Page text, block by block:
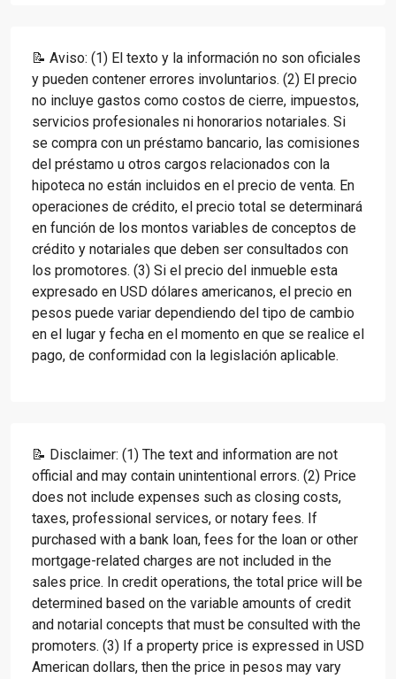
📝 Aviso: (1) El texto y la información no son oficiales
y pueden contener errores involuntarios. (2) El precio
no incluye gastos como costos de cierre, impuestos,
servicios profesionales ni honorarios notariales. Si
se compra con un préstamo bancario, las comisiones
del préstamo u otros cargos relacionados con la
hipoteca no están incluidos en el precio de venta. En
operaciones de crédito, el precio total se determinará
en función de los montos variables de conceptos de
crédito y notariales que deben ser consultados con
los promotores. (3) Si el precio del inmueble esta
expresado en USD dólares americanos, el precio en
pesos puede variar dependiendo del tipo de cambio
en el lugar y fecha en el momento en que se realice el
pago, de conformidad con la legislación aplicable.
📝 Disclaimer: (1) The text and information are not
official and may contain unintentional errors. (2) Price
does not include expenses such as closing costs,
taxes, professional services, or notary fees. If
purchased with a bank loan, fees for the loan or other
mortgage-related charges are not included in the
sales price. In credit operations, the total price will be
determined based on the variable amounts of credit
and notarial concepts that must be consulted with the
promoters. (3) If a property price is expressed in USD
American dollars, then the price in pesos may vary